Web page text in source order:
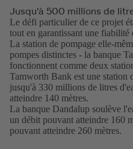
Jusqu'à 500 millions de
Le défi particulier de ce projet
tout en garantissant une
La station de pompage elle-
pompes distinctes - la banque
fonctionnent comme deux
Tamworth Bank est une station
jusqu'à 330 millions de litres
atteindre 140 mètres.
La banque Dandalup soulève
un débit pouvant atteindre 160
pouvant atteindre 260 mètres.